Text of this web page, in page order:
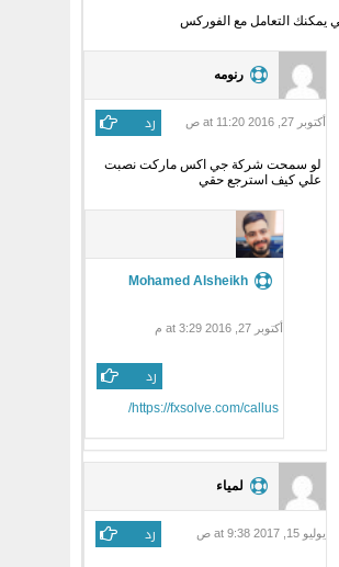
يمكنك التعامل مع الفوركس
رنومه
أكتوبر 27, 2016 at 11:20 ص رد
لو سمحت شركة جي اكس ماركت نصبت
علي كيف استرجع حقي
Mohamed Alsheikh
أكتوبر 27, 2016 at 3:29 م
رد
https://fxsolve.com/callus/
لمياء
يوليو 15, 2017 at 9:38 ص رد